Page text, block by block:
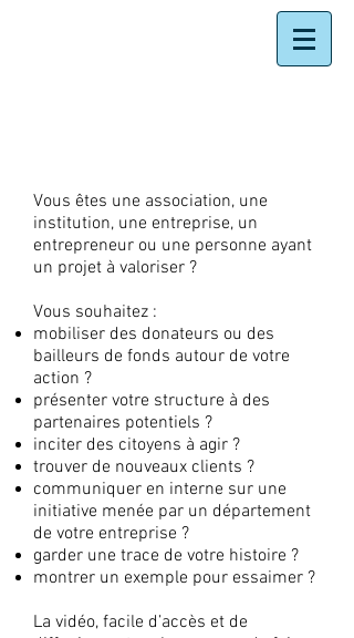
Vous êtes une association, une
institution, une entreprise, un
entrepreneur ou une personne ayant
un projet à valoriser ?
Vous souhaitez :
mobiliser des donateurs ou des
bailleurs de fonds autour de votre
action ?
présenter votre structure à des
partenaires potentiels ?
inciter des citoyens à agir ?
trouver de nouveaux clients ?
communiquer en interne sur une
initiative menée par un département
de votre entreprise ?
garder une trace de votre histoire ?
montrer un exemple pour essaimer ?
La vidéo, facile d’accès et de